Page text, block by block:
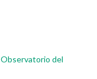
Observatorio del